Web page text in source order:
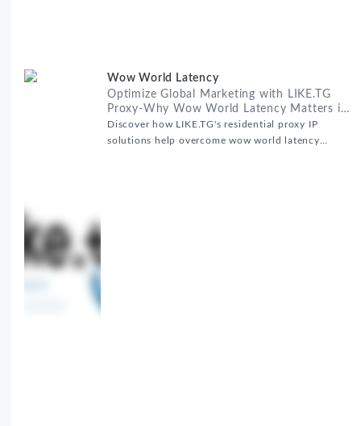
Wow World Latency
Optimize Global Marketing with LIKE.TG
Proxy-Why Wow World Latency Matters in
Global Marketing
Discover how LIKE.TG's residential proxy IP
solutions help overcome wow world latency